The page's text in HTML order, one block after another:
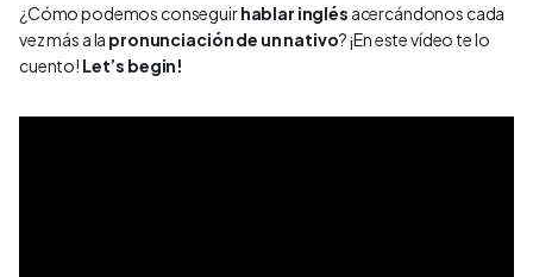
¿Cómo podemos conseguirhablar inglés acercándonos cada
vez más a la pronunciación de un nativo? ¡En este vídeo te lo
cuento! Let’s begin!